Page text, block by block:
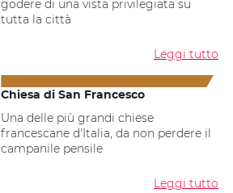
godere di una vista privilegiata su
tutta la città
Leggi tutto
Chiesa di San Francesco
Una delle più grandi chiese
francescane d'Italia, da non perdere il
campanile pensile
Leggi tutto